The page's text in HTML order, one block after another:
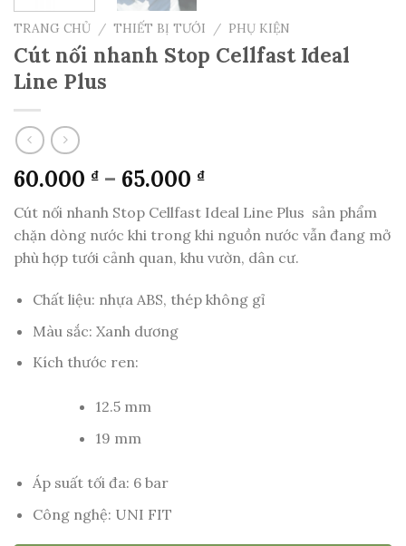
TRANG CHỦ / THIẾT BỊ TƯỚI / PHỤ KIỆN
Cút nối nhanh Stop Cellfast Ideal
Line Plus
60.000 ₫ – 65.000 ₫
Cút nối nhanh Stop Cellfast Ideal Line Plus sản phẩm
chặn dòng nước khi trong khi nguồn nước vẫn đang mở
phù hợp tưới cảnh quan, khu vườn, dân cư.
Chất liệu: nhựa ABS, thép không gỉ
Màu sắc: Xanh dương
Kích thước ren:
12.5 mm
19 mm
Áp suất tối đa: 6 bar
Công nghệ: UNI FIT